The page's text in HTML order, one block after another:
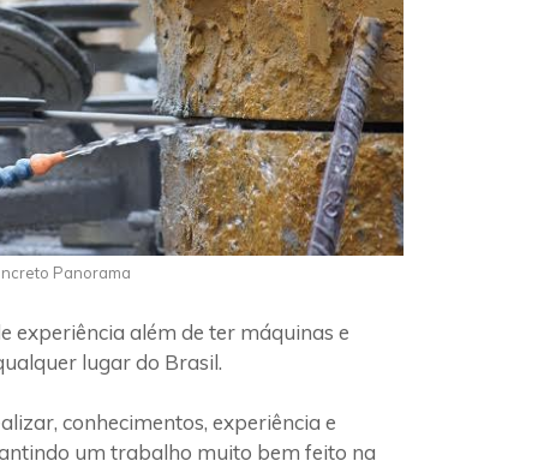
Panorama
experiência além de ter máquinas e
lugar do Brasil.
conhecimentos, experiência e
um trabalho muito bem feito na